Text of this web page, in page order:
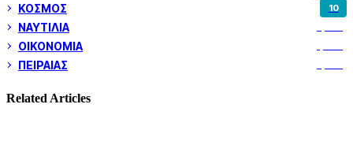
ΚΟΣΜΟΣ 10
ΝΑΥΤΙΛΙΑ
ΟΙΚΟΝΟΜΙΑ
ΠΕΙΡΑΙΑΣ
Related Articles